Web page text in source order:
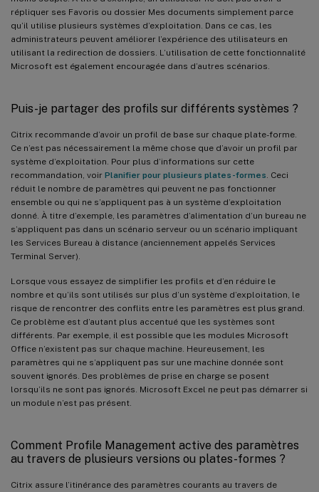
répliquer ses Favoris ou dossier Mes documents simplement parce
qu’il utilise plusieurs systèmes d’exploitation. Dans ce cas, les
administrateurs peuvent améliorer l’expérience des utilisateurs en
utilisant la redirection de dossiers. L’utilisation de cette fonctionnalité
Microsoft est également encouragée dans d’autres scénarios.
Puis-je partager des profils sur différents systèmes ?
Citrix recommande d’avoir un profil de base sur chaque plate-forme.
Ce n’est pas nécessairement la même chose que d’avoir un profil par
système d’exploitation. Pour plus d’informations sur cette
recommandation, voir Planifier pour plusieurs plates-formes . Ceci
réduit le nombre de paramètres qui peuvent ne pas fonctionner
ensemble ou qui ne s’appliquent pas à un système d’exploitation
donné. À titre d’exemple, les paramètres d’alimentation d’un bureau ne
s’appliquent pas dans un scénario serveur ou un scénario impliquant
les Services Bureau à distance (anciennement appelés Services
Terminal Server).
Lorsque vous essayez de simplifier les profils et d’en réduire le
nombre et qu’ils sont utilisés sur plus d’un système d’exploitation, le
risque de rencontrer des conflits entre les paramètres est plus grand.
Ce problème est d’autant plus accentué que les systèmes sont
différents. Par exemple, il est possible que les modules Microsoft
Office n’existent pas sur chaque machine. Heureusement, les
paramètres qui ne s’appliquent pas sur une machine donnée sont
souvent ignorés. Des problèmes de prise en charge se posent
lorsqu’ils ne sont pas ignorés. Microsoft Excel ne peut pas démarrer si
un module n’est pas présent.
Comment Profile Management active des paramètres
au travers de plusieurs versions ou plates-formes ?
Citrix assure l’itinérance des paramètres courants au travers de